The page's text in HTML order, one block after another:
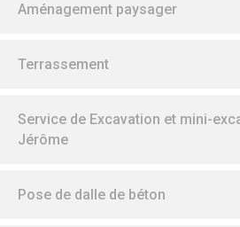
Aménagement paysager
Terrassement
Service de Excavation et mini-
Jérôme
Pose de dalle de béton